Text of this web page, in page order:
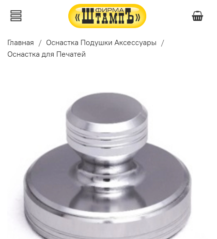
Главная
Оснастка Подушки Аксессуары
Оснастка для Печатей